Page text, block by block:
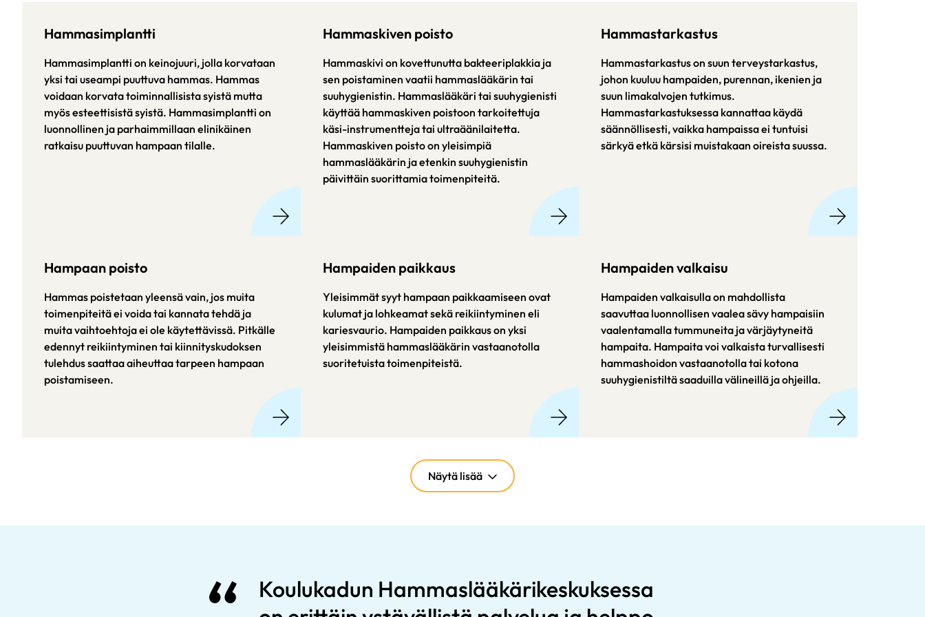
Hammasimplantti
Hammasimplantti on keinojuuri, jolla korvataan
yksi tai useampi puuttuva hammas. Hammas
voidaan korvata toiminnallisista syistä mutta
myös esteettisistä syistä. Hammasimplantti on
luonnollinen ja parhaimmillaan elinikäinen
ratkaisu puuttuvan hampaan tilalle.
Hammaskiven poisto
Hammaskivi on kovettunutta bakteeriplakkia ja
sen poistaminen vaatii hammaslääkärin tai
suuhygienistin. Hammaslääkäri tai suuhygienisti
käyttää hammaskiven poistoon tarkoitettuja
käsi-instrumentteja tai ultraäänilaitetta.
Hammaskiven poisto on yleisimpiä
hammaslääkärin ja etenkin suuhygienistin
päivittäin suorittamia toimenpiteitä.
Hammastarkastus
Hammastarkastus on suun terveystarkastus,
johon kuuluu hampaiden, purennan, ikenien ja
suun limakalvojen tutkimus.
Hammastarkastuksessa kannattaa käydä
säännöllisesti, vaikka hampaissa ei tuntuisi
särkyä etkä kärsisi muistakaan oireista suussa.
Hampaan poisto
Hammas poistetaan yleensä vain, jos muita
toimenpiteitä ei voida tai kannata tehdä ja
muita vaihtoehtoja ei ole käytettävissä. Pitkälle
edennyt reikiintyminen tai kiinnityskudoksen
tulehdus saattaa aiheuttaa tarpeen hampaan
poistamiseen.
Hampaiden paikkaus
Yleisimmät syyt hampaan paikkaamiseen ovat
kulumat ja lohkeamat sekä reikiintyminen eli
kariesvaurio. Hampaiden paikkaus on yksi
yleisimmistä hammaslääkärin vastaanotolla
suoritetuista toimenpiteistä.
Hampaiden valkaisu
Hampaiden valkaisulla on mahdollista
saavuttaa luonnollisen vaalea sävy hampaisiin
vaalentamalla tummuneita ja värjäytyneitä
hampaita. Hampaita voi valkaista turvallisesti
hammashoidon vastaanotolla tai kotona
suuhygienistiltä saaduilla välineillä ja ohjeilla.
Näytä lisää
Koulukadun Hammaslääkärikeskuksessa